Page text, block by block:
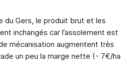
du Gers, le produit brut et les
inchangés car l’assolement est
mécanisation augmentent très
un peu la marge nette (- 7€/ha